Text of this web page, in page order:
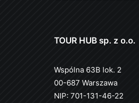
TOUR HUB sp. z o.o.
Wspólna 63B lok. 2
00-687 Warszawa
NIP: 701-131-46-22